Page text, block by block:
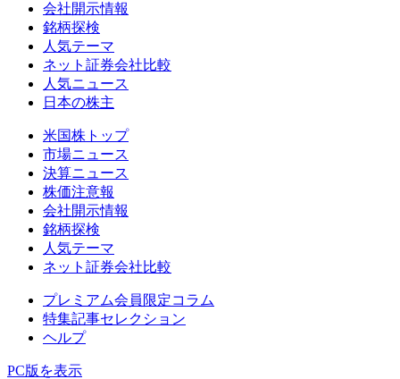
会社開示情報
銘柄探検
人気テーマ
ネット証券会社比較
人気ニュース
日本の株主
米国株トップ
市場ニュース
決算ニュース
株価注意報
会社開示情報
銘柄探検
人気テーマ
ネット証券会社比較
プレミアム会員限定コラム
特集記事セレクション
ヘルプ
PC版を表示